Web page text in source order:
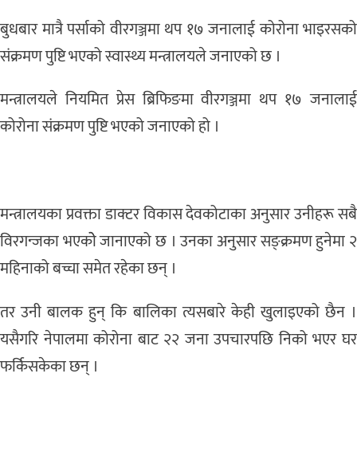
बुधबार मात्रै पर्साको वीरगञ्जमा थप १७ जनालाई कोरोना भाइरसको
संक्रमण पुष्टि भएको स्वास्थ्य मन्त्रालयले जनाएको छ ।
मन्त्रालयले नियमित प्रेस ब्रिफिङमा वीरगञ्जमा थप १७ जनालाई
कोरोना संक्रमण पुष्टि भएको जनाएको हो ।
मन्त्रालयका प्रवक्ता डाक्टर विकास देवकोटाका अनुसार उनीहरू सबै
विरगन्जका भएकोे जानाएको छ । उनका अनुसार सङ्क्रमण हुनेमा २
महिनाको बच्चा समेत रहेका छन् ।
तर उनी बालक हुन् कि बालिका त्यसबारे केही खुलाइएको छैन ।
यसैगरि नेपालमा कोरोना बाट २२ जना उपचारपछि निको भएर घर
फर्किसकेका छन् ।